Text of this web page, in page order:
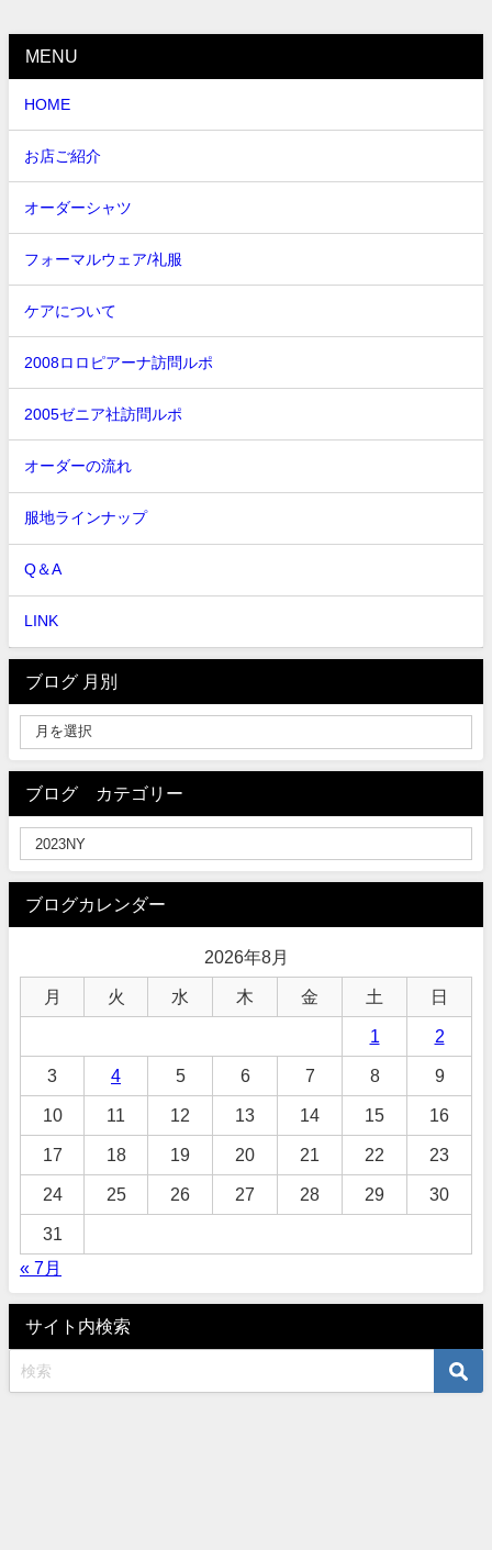
MENU
HOME
お店ご紹介
オーダーシャツ
フォーマルウェア/礼服
ケアについて
2008ロロピアーナ訪問ルポ
2005ゼニア社訪問ルポ
オーダーの流れ
服地ラインナップ
Q＆A
LINK
ブログ 月別
ブログ カテゴリー
ブログカレンダー
2026年8月
月 火 水 木 金 土 日
1 2
3 4 5 6 7 8 9
10 11 12 13 14 15 16
17 18 19 20 21 22 23
24 25 26 27 28 29 30
31
« 7月
サイト内検索